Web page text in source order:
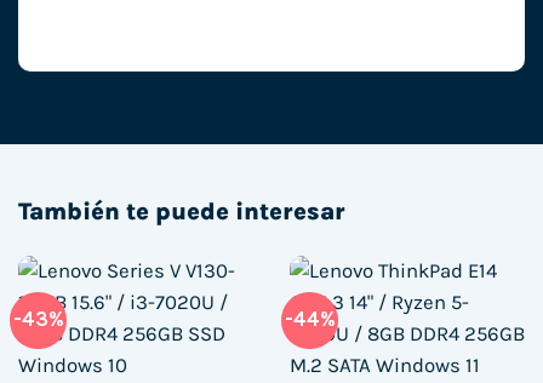
También te puede interesar
-43% -44%